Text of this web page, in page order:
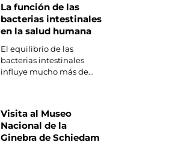
La función de las
bacterias intestinales
en la salud humana
El equilibrio de las
bacterias intestinales
influye mucho más de...
Visita al Museo
Nacional de la
Ginebra de Schiedam